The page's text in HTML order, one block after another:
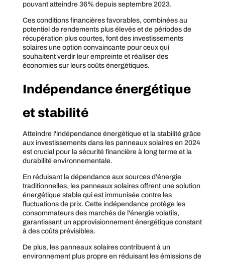
pouvant atteindre 36% depuis septembre 2023.
Ces conditions financières favorables, combinées au
potentiel de rendements plus élevés et de périodes de
récupération plus courtes, font des investissements
solaires une option convaincante pour ceux qui
souhaitent verdir leur empreinte et réaliser des
économies sur leurs coûts énergétiques.
Indépendance énergétique
et stabilité
Atteindre l'indépendance énergétique et la stabilité grâce
aux investissements dans les panneaux solaires en 2024
est crucial pour la sécurité financière à long terme et la
durabilité environnementale.
En réduisant la dépendance aux sources d'énergie
traditionnelles, les panneaux solaires offrent une solution
énergétique stable qui est immunisée contre les
fluctuations de prix. Cette indépendance protège les
consommateurs des marchés de l'énergie volatils,
garantissant un approvisionnement énergétique constant
à des coûts prévisibles.
De plus, les panneaux solaires contribuent à un
environnement plus propre en réduisant les émissions de